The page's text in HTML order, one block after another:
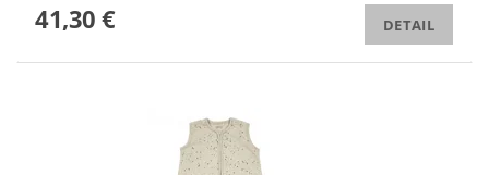
41,30 € DETAIL